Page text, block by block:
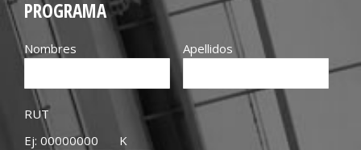
PROGRAMA
Nombres Apellidos
RUT
Ej: 00000000
K